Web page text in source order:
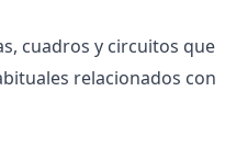
cuadros y circuitos que
relacionados con